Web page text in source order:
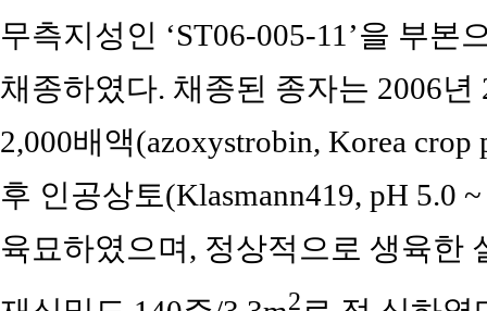
무측지성인 ‘ST06-005-11’을 부
채종하였다. 채종된 종자는 2006
2,000배액(azoxystrobin, Korea
후 인공상토(Klasmann419, pH 5.0
육묘하였으며, 정상적으로 생육한
2